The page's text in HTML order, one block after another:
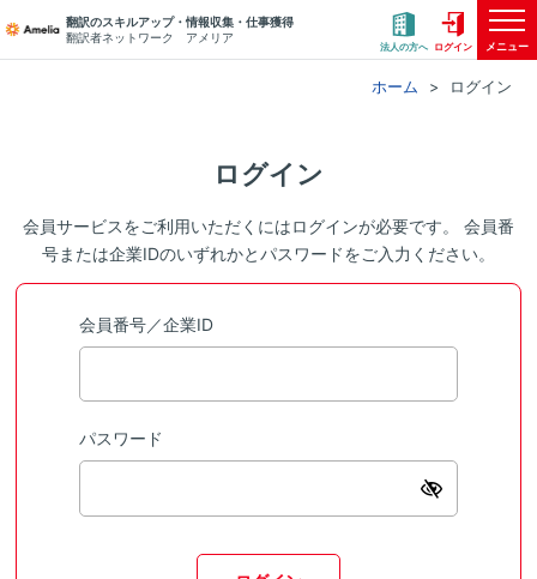
翻訳のスキルアップ・情報収集・仕事獲得
翻訳者ネットワーク アメリア
法人の方へ ログイン メニュー
ホーム ログイン
ログイン
会員サービスをご利用いただくにはログインが必要です。 会員番
号または企業IDのいずれかとパスワードをご入力ください。
会員番号／企業ID
パスワード